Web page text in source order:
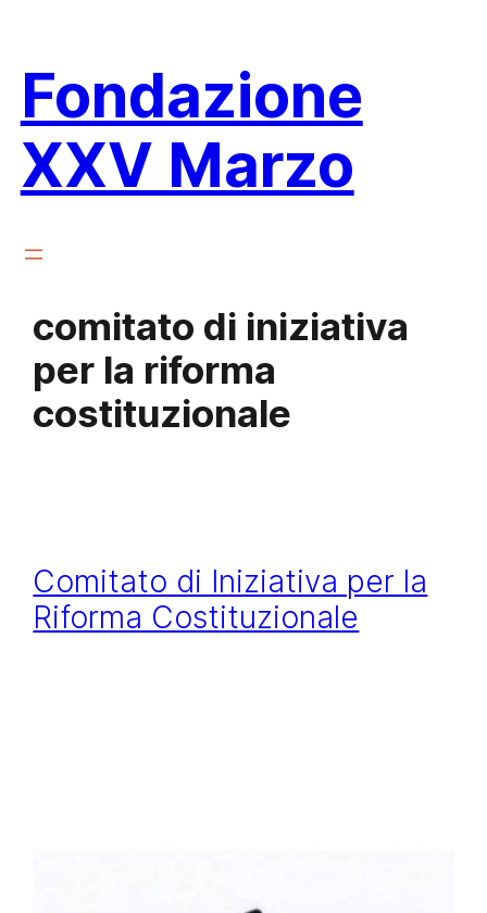
contenuto
Fondazione
XXV Marzo
comitato di iniziativa
per la riforma
costituzionale
Comitato di Iniziativa per la
Riforma Costituzionale